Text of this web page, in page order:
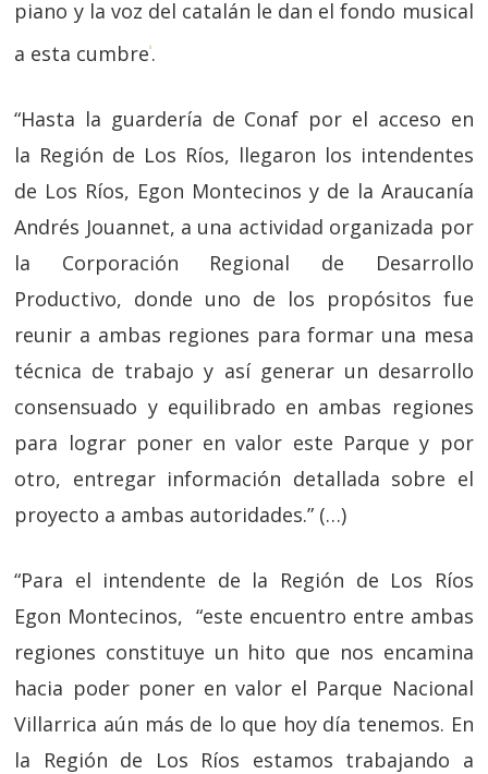
piano y la voz del catalán le dan el fondo musical
a esta cumbreii.
“Hasta la guardería de Conaf por el acceso en
la Región de Los Ríos, llegaron los intendentes
de Los Ríos, Egon Montecinos y de la Araucanía
Andrés Jouannet, a una actividad organizada por
la Corporación Regional de Desarrollo
Productivo, donde uno de los propósitos fue
reunir a ambas regiones para formar una mesa
técnica de trabajo y así generar un desarrollo
consensuado y equilibrado en ambas regiones
para lograr poner en valor este Parque y por
otro, entregar información detallada sobre el
proyecto a ambas autoridades.” (…)
“Para el intendente de la Región de Los Ríos
Egon Montecinos, “este encuentro entre ambas
regiones constituye un hito que nos encamina
hacia poder poner en valor el Parque Nacional
Villarrica aún más de lo que hoy día tenemos. En
la Región de Los Ríos estamos trabajando a